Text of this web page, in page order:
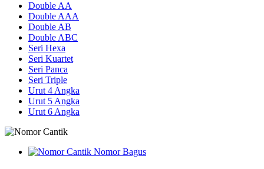
Double AA
Double AAA
Double AB
Double ABC
Seri Hexa
Seri Kuartet
Seri Panca
Seri Triple
Urut 4 Angka
Urut 5 Angka
Urut 6 Angka